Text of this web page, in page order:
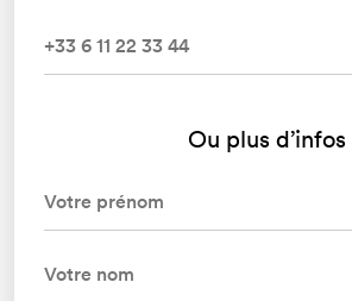
Ou plus d’infos